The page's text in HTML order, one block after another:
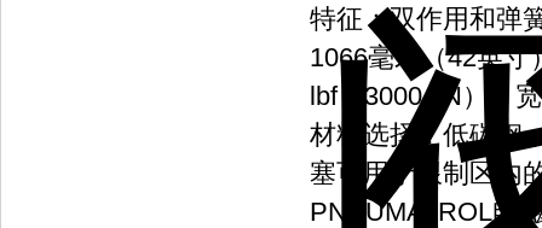
特征：双作用和弹
1066毫米（42英寸
lbf（3000 kN），
材料选择：低碳钢
塞可用于限制区内
PNEUMATROL电